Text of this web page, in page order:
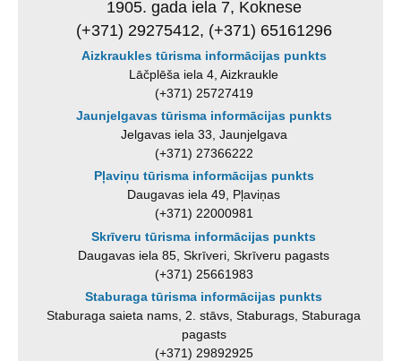
1905. gada iela 7, Koknese
(+371) 29275412, (+371) 65161296
Aizkraukles tūrisma informācijas punkts
Lāčplēša iela 4, Aizkraukle
(+371) 25727419
Jaunjelgavas tūrisma informācijas punkts
Jelgavas iela 33, Jaunjelgava
(+371) 27366222
Pļaviņu tūrisma informācijas punkts
Daugavas iela 49, Pļaviņas
(+371) 22000981
Skrīveru tūrisma informācijas punkts
Daugavas iela 85, Skrīveri, Skrīveru pagasts
(+371) 25661983
Staburaga tūrisma informācijas punkts
Staburaga saieta nams, 2. stāvs, Staburags, Staburaga
pagasts
(+371) 29892925